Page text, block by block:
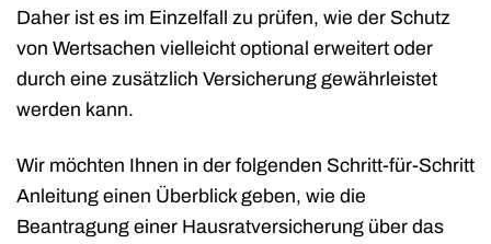
Daher ist es im Einzelfall zu prüfen, wie der Schutz
von Wertsachen vielleicht optional erweitert oder
durch eine zusätzlich Versicherung gewährleistet
werden kann.
Wir möchten Ihnen in der folgenden Schritt-für-Schritt
Anleitung einen Überblick geben, wie die
Beantragung einer Hausratversicherung über das